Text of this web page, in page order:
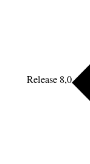
Release 8,0